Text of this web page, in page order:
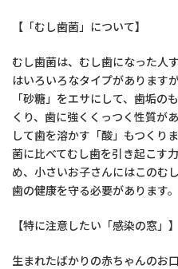
【「むし歯菌」について】
むし歯菌は、むし歯になった人
はいろいろなタイプがあります
「砂糖」をエサにして、歯垢の
くり、歯に強くくっつく性質が
して歯を溶かす「酸」もつくり
菌に比べてむし歯を引き起こす
め、小さいお子さんにはこのむ
歯の健康を守る必要があります。
【特に注意したい「感染の窓」】
生まれたばかりの赤ちゃんのお